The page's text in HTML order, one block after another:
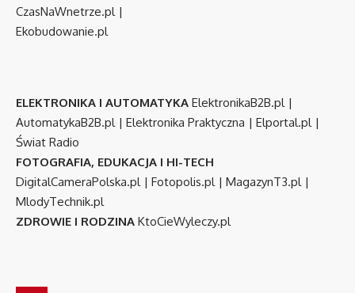
CzasNaWnetrze.pl |
Ekobudowanie.pl
ELEKTRONIKA I AUTOMATYKA ElektronikaB2B.pl |
AutomatykaB2B.pl | Elektronika Praktyczna | Elportal.pl |
Świat Radio
FOTOGRAFIA, EDUKACJA I HI-TECH
DigitalCameraPolska.pl | Fotopolis.pl | MagazynT3.pl |
MlodyTechnik.pl
ZDROWIE I RODZINA KtoCieWyleczy.pl